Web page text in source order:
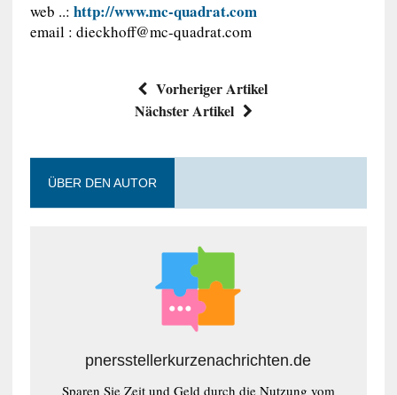
web ..: http://www.mc-quadrat.com
email : dieckhoff@mc-quadrat.com
Vorheriger Artikel
Nächster Artikel
ÜBER DEN AUTOR
pnersstellerkurzenachrichten.de
Sparen Sie Zeit und Geld durch die Nutzung vom